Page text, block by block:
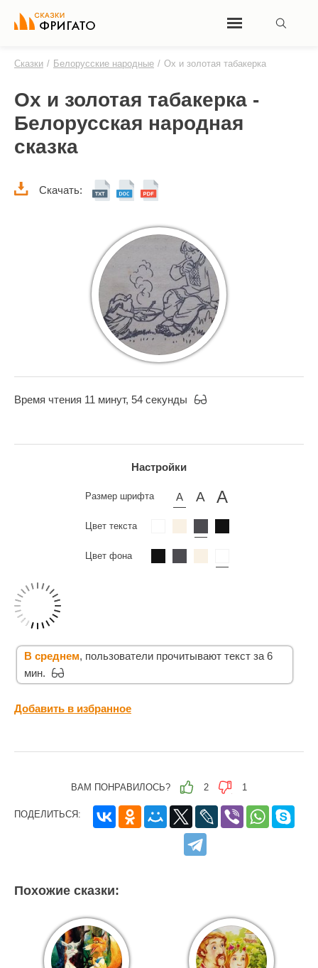
Сказки / Белорусские народные / Ох и золотая табакерка
Ох и золотая табакерка -
Белорусская народная
сказка
Скачать:
Время чтения 11 минут, 54 секунды
Настройки
Размер шрифта
Цвет текста
Цвет фона
В среднем, пользователи прочитывают текст за 6
мин.
Добавить в избранное
ВАМ ПОНРАВИЛОСЬ? 2 1
ПОДЕЛИТЬСЯ:
Похожие сказки: